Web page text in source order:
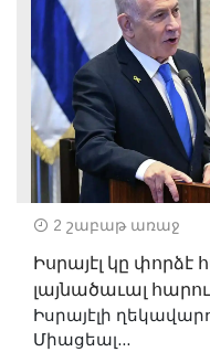
2 շաբաթ առաջ
Իսրայէլ կը փորձէ
լայնածաւալ
Իսրայէլի
Միացեալ...